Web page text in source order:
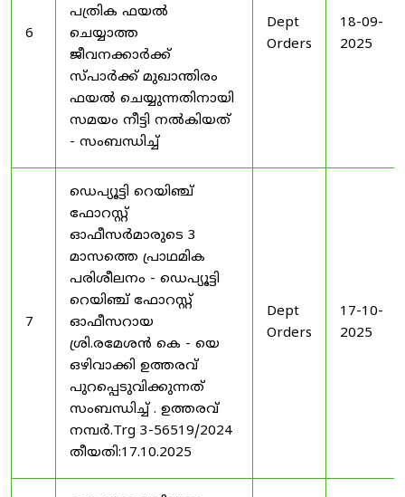
6
പത്രിക ഫയൽ
ചെയ്യാത്ത
ജീവനക്കാർക്ക്
സ്പാർക്ക് മുഖാന്തിരം
ഫയൽ ചെയ്യുന്നതിനായി
സമയം നീട്ടി നൽകിയത്
- സംബന്ധിച്ച്
Dept
Orders
18-09-
2025
7
ഡെപ്യൂട്ടി റെയിഞ്ച്
ഫോറസ്റ്റ്
ഓഫീസർമാരുടെ 3
മാസത്തെ പ്രാഥമിക
പരിശീലനം - ഡെപ്യൂട്ടി
റെയിഞ്ച് ഫോറസ്റ്റ്
ഓഫീസറായ
ശ്രി.രമേശൻ കെ - യെ
ഒഴിവാക്കി ഉത്തരവ്
പുറപ്പെടുവിക്കുന്നത്
സംബന്ധിച്ച് . ഉത്തരവ്
നമ്പർ.Trg 3-56519/2024
തീയതി:17.10.2025
Dept
Orders
17-10-
2025